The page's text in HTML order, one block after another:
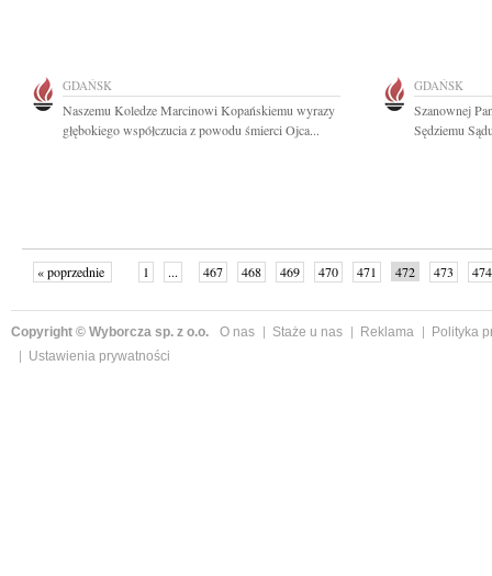
GDAŃSK
Naszemu Koledze Marcinowi Kopańskiemu wyrazy
głębokiego współczucia z powodu śmierci Ojca...
GDAŃSK
Szanownej
Sędziemu
« poprzednie 1 ... 467 468 469 470 471 472 473
474
Copyright © Wyborcza sp. z o.o. O nas Staże u nas Reklama
Polityka
Ustawienia prywatności